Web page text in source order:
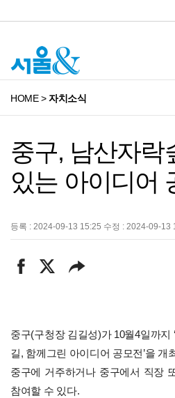
HOME>자치소식
중구, 남산자락
있는 아이디어
등록 : 2024-09-13 15:25 수정 : 2024-09-13
중구(구청장 김길성)가 10월4일까지
길, 함께그린 아이디어 공모전’을 개
중구에 거주하거나 중구에서 직장
참여할 수 있다.